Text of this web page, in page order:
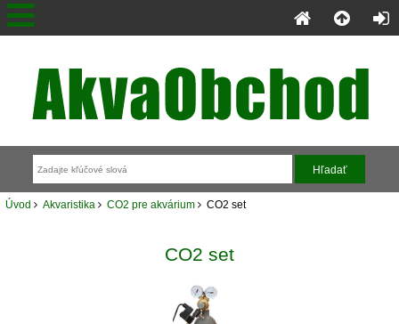
Úvod Akvaristika CO2 pre akvárium CO2 set
CO2 set